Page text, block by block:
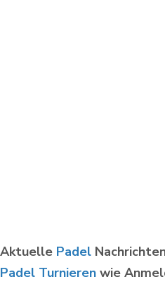
Aktuelle Padel
Padel Turnieren wie